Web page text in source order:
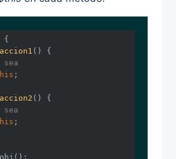
accion1 ()
;
accion2 ()
;